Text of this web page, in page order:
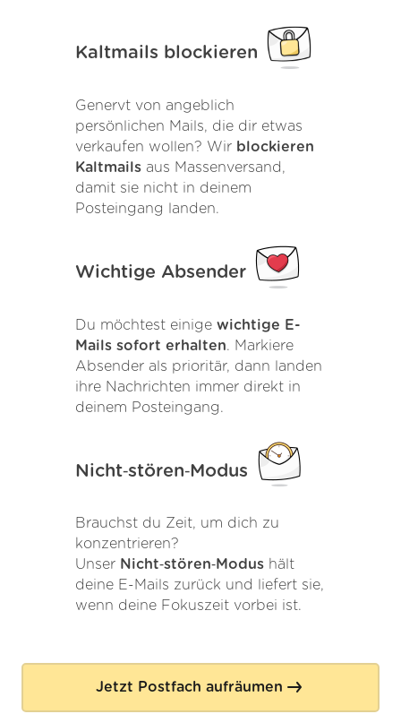
Kaltmails blockieren
Genervt von angeblich
persönlichen Mails, die dir etwas
verkaufen wollen? Wir blockieren
Kaltmails aus Massenversand,
damit sie nicht in deinem
Posteingang landen.
Wichtige Absender
Du möchtest einige wichtige E-
Mails sofort erhalten. Markiere
Absender als prioritär, dann landen
ihre Nachrichten immer direkt in
deinem Posteingang.
Nicht‑stören‑Modus
Brauchst du Zeit, um dich zu
konzentrieren?
Unser Nicht‑stören‑Modus hält
deine E-Mails zurück und liefert sie,
wenn deine Fokuszeit vorbei ist.
Jetzt Postfach aufräumen